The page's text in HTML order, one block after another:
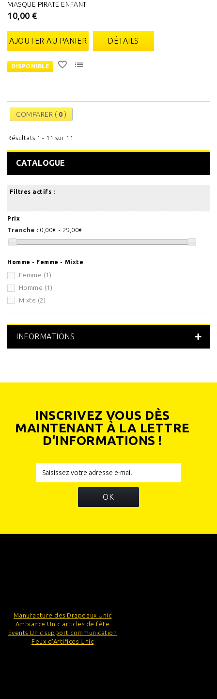
MASQUE PIRATE ENFANT
10,00 €
AJOUTER AU PANIER DÉTAILS
DISPONIBLE
COMPARER ( 0 )
Résultats 1 - 11 sur 11.
CATALOGUE
Filtres actifs :
Prix
Tranche : 0,00€ - 29,00€
Homme - Femme - Mixte
Femme (1)
Homme (1)
Mixte (2)
INFORMATIONS
INSCRIVEZ VOUS DÈS
MAINTENANT À LA LETTRE
D'INFORMATIONS !
OK
Manufacture des Drapeaux Unic
Ambiance Unic articles de fête
Events Unic support communication
Feux d'Artifices Unic